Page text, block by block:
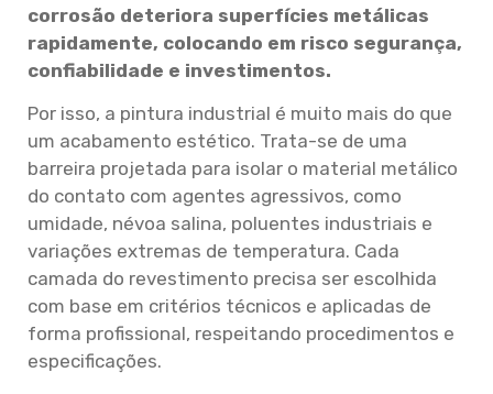
corrosão deteriora superfícies metálicas
rapidamente, colocando em risco segurança,
confiabilidade e investimentos.
Por isso, a pintura industrial é muito mais do que
um acabamento estético. Trata-se de uma
barreira projetada para isolar o material metálico
do contato com agentes agressivos, como
umidade, névoa salina, poluentes industriais e
variações extremas de temperatura. Cada
camada do revestimento precisa ser escolhida
com base em critérios técnicos e aplicadas de
forma profissional, respeitando procedimentos e
especificações.